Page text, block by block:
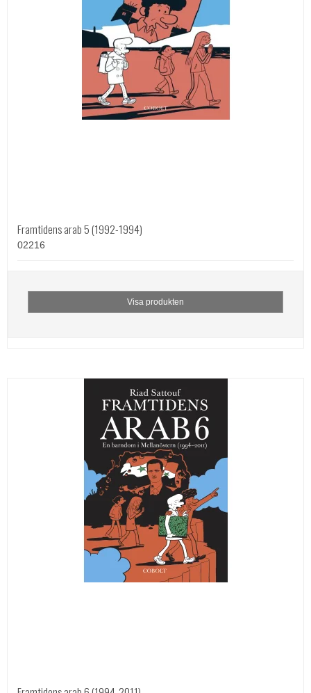
Framtidens arab 5 (1992-1994)
02216
Visa produkten